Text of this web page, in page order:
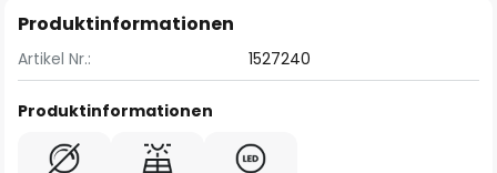
Produktinformationen
Artikel Nr.: 1527240
Produktinformationen